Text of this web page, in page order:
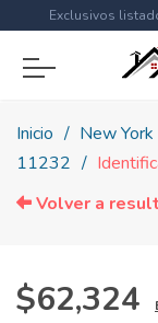
Exclusivos
Inicio New York
11232
Volver a
$62,324